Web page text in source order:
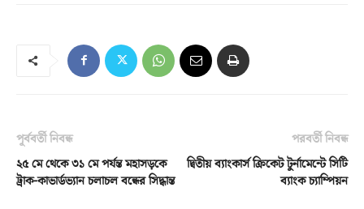
পূর্ববর্তী নিবন্ধ
২৫ মে থেকে ৩১ মে পর্যন্ত মহাসড়কে
ট্রাক-কাভার্ডভ্যান চলাচল বন্ধের সিদ্ধান্ত
পরবর্তী নিবন্ধ
দ্বিতীয় ব্যাংকার্স ক্রিকেট টুর্নামেন্টে সিটি
ব্যাংক চ্যাম্পিয়ন